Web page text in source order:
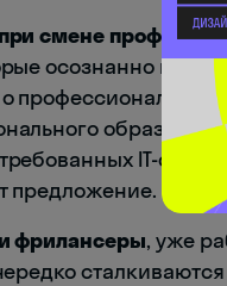
смене профессии
осознанно
профессиональной
IT-
предложение.
фрилансеры, уже